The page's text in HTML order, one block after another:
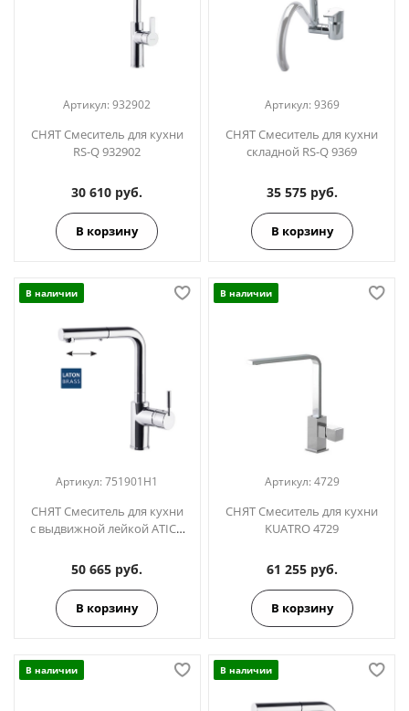
Артикул:932902
СНЯТ Смеситель для кухни
RS-Q 932902
30 610 руб.
В корзину
Артикул: 9369
СНЯТ Смеситель для кухни
складной RS-Q 9369
35 575 руб.
В корзину
В наличии
Артикул:751901H1
СНЯТ Смеситель для кухни
с выдвижной лейкой ATICA
50 665 руб.
В корзину
В наличии
Артикул: 4729
СНЯТ Смеситель для кухни
KUATRO 4729
61 255 руб.
В корзину
В наличии В наличии